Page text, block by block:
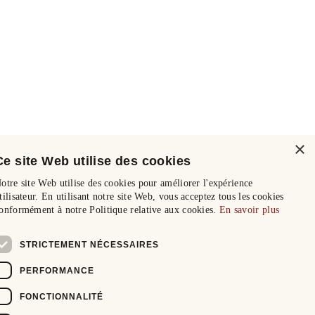
×
site Web utilise des cookies
site Web utilise des cookies pour améliorer l'expérience
En utilisant notre site Web, vous acceptez tous les cookies
à notre Politique relative aux cookies. En savoir plus
STRICTEMENT NÉCESSAIRES
PERFORMANCE
FONCTIONNALITÉ